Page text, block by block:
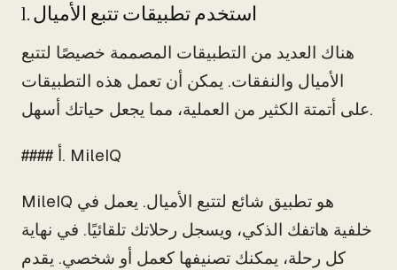
1. استخدم تطبيقات تتبع الأميال
هناك العديد من التطبيقات المصممة خصيصًا لتتبع
الأميال والنفقات. يمكن أن تعمل هذه التطبيقات
على أتمتة الكثير من العملية، مما يجعل حياتك أسهل.
#### أ. MileIQ
MileIQ هو تطبيق شائع لتتبع الأميال. يعمل في
خلفية هاتفك الذكي، ويسجل رحلاتك تلقائيًا. في نهاية
كل رحلة، يمكنك تصنيفها كعمل أو شخصي. يقدم